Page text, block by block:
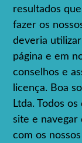
resultados
fazer os
deveria
página e em
conselhos e
licença. Boa
Ltda. Todos
site e
com os